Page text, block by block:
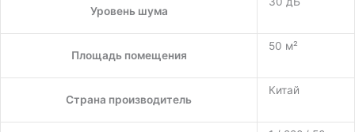
Уровень шума
Площадь помещения
50 м²
Страна производитель
Китай